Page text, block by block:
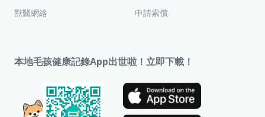
獸醫網絡 申請索償
本地毛孩健康記錄App出世啦！立即下載！